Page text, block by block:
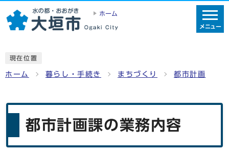
ホーム
メニュー
現在位置
ホーム 暮らし・手続き まちづくり 都市計画
都市計画課の業務内容